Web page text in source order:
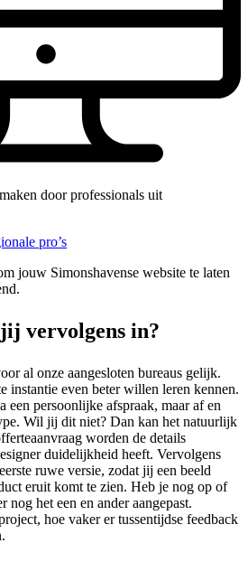
door professionals uit
pro’s
jouw Simonshavense website te laten
vervolgens in?
al onze aangesloten bureaus gelijk.
instantie even beter willen leren kennen.
een persoonlijke afspraak, maar af en
Wil jij dit niet? Dan kan het natuurlijk
worden de details
duidelijkheid heeft. Vervolgens
ruwe versie, zodat jij een beeld
eruit komt te zien. Heb je nog op of
nog het een en ander aangepast.
hoe vaker er tussentijdse feedback